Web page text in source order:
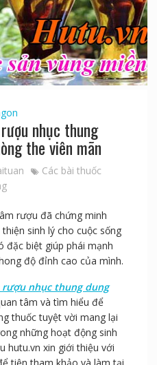
nhục thung
the viên mãn
Các bài thuốc
rượu đã chứng minh
sinh lý cho cuộc sống
đặc biệt giúp phái mạnh
độ đỉnh cao của mình.
rượu nhục thung dung
tâm và tìm hiểu để
thuốc tuyệt vời mang lại
những hoạt động sinh
hutu.vn xin giới thiệu với